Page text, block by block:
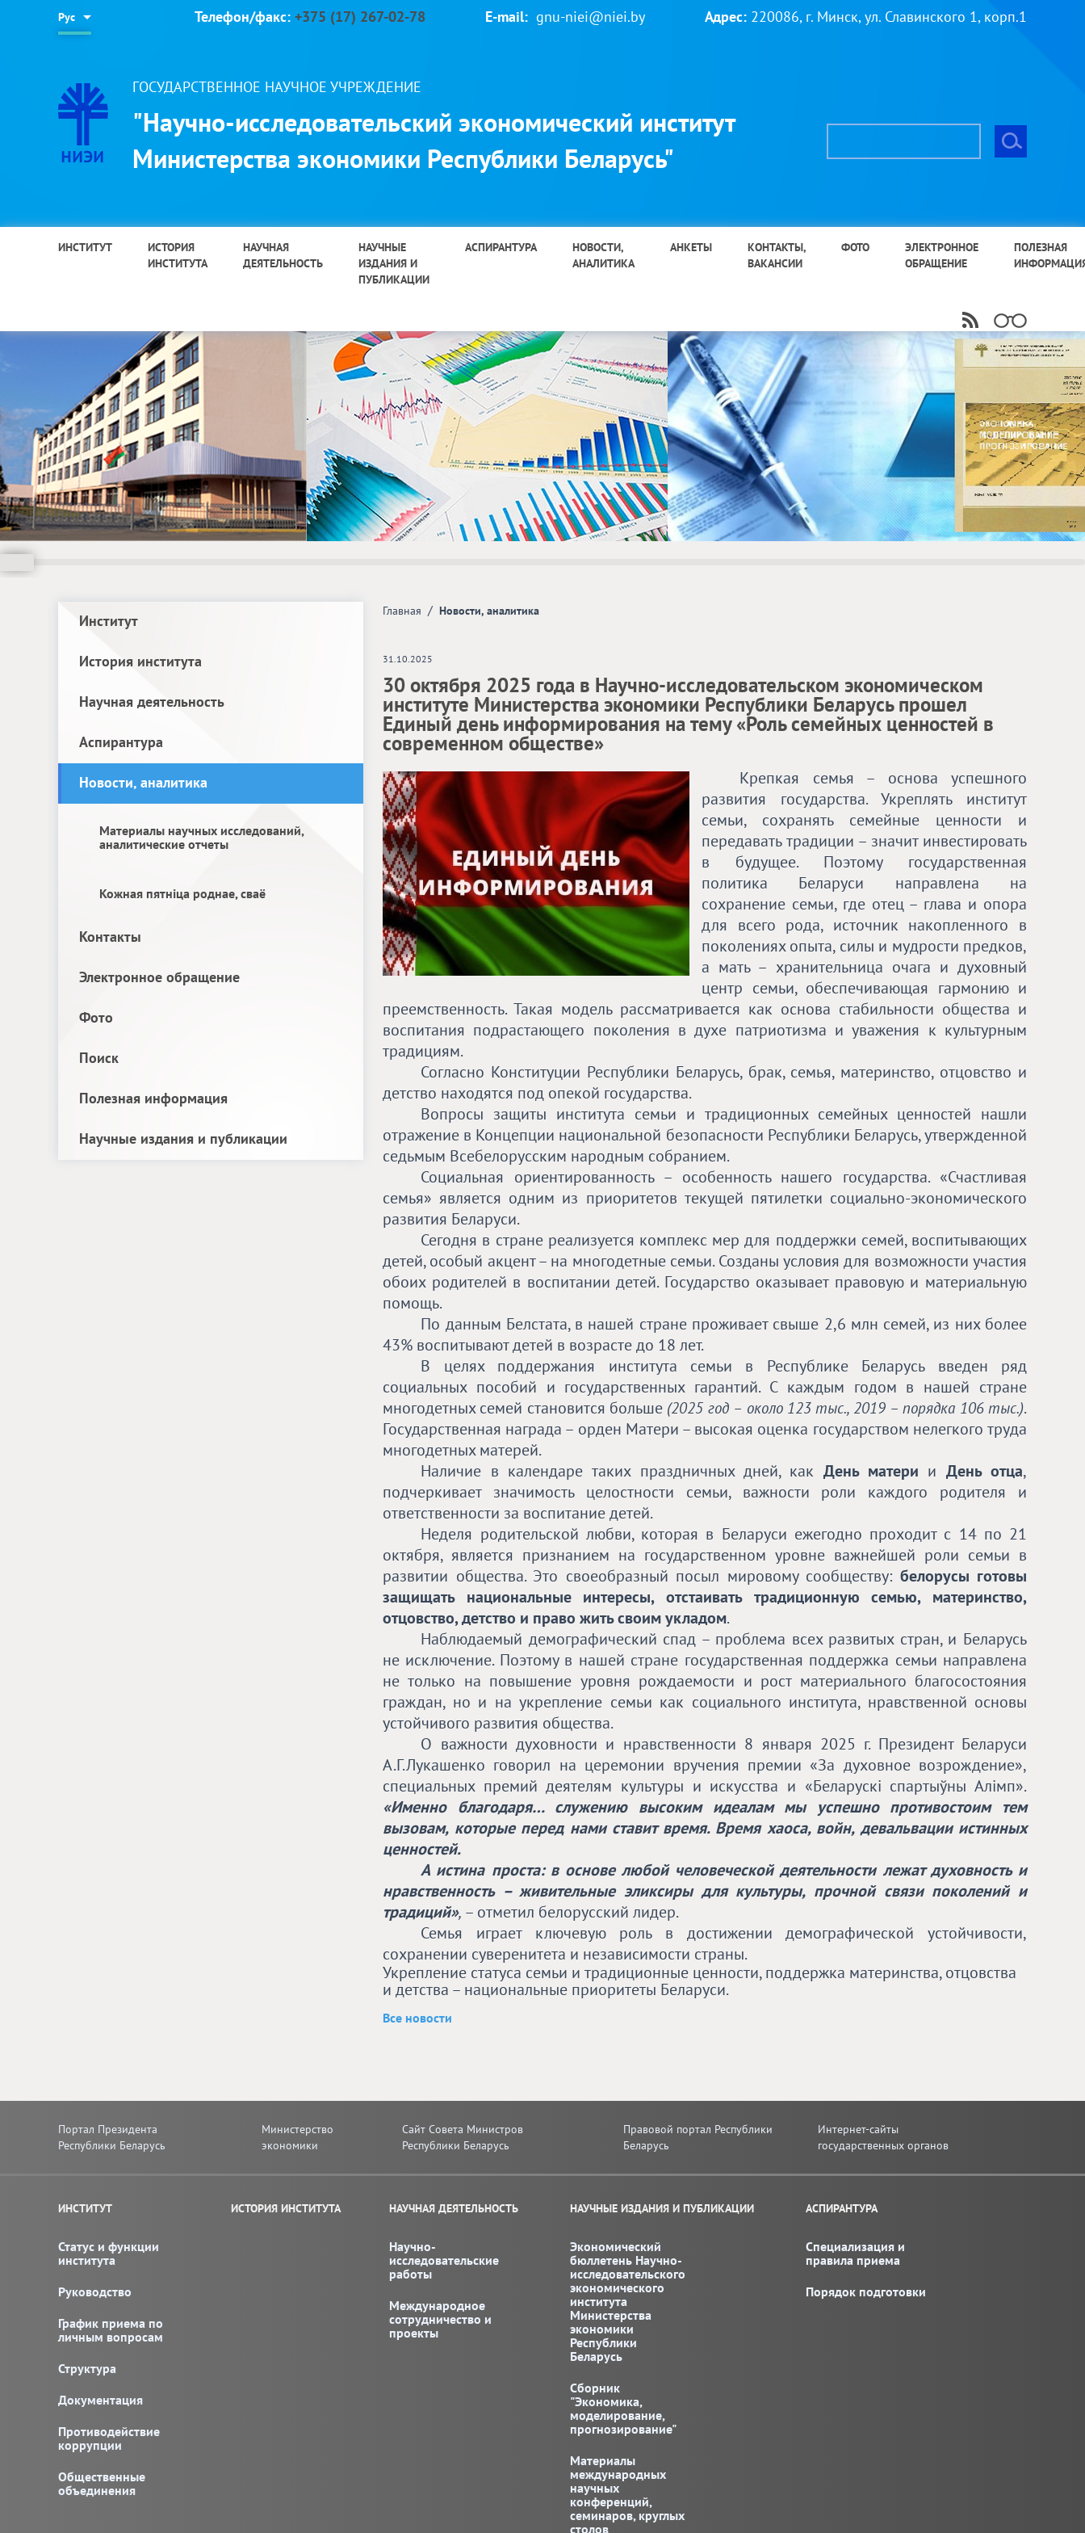
Рус Телефон/факс: +375 (17) 267-02-78 E-mail: gnu-niei@niei.by Адрес: 220086, г. Минск, ул. Славинского 1, корп.1
ГОСУДАРСТВЕННОЕ НАУЧНОЕ УЧРЕЖДЕНИЕ
"Научно-исследовательский экономический институт
Министерства экономики Республики Беларусь"
ИНСТИТУТ
ИСТОРИЯ
ИНСТИТУТА
НАУЧНАЯ
ДЕЯТЕЛЬНОСТЬ
НАУЧНЫЕ
ИЗДАНИЯ И
ПУБЛИКАЦИИ
АСПИРАНТУРА
НОВОСТИ,
АНАЛИТИКА
АНКЕТЫ
КОНТАКТЫ,
ВАКАНСИИ
ФОТО
ЭЛЕКТРОННОЕ
ОБРАЩЕНИЕ
ПОЛЕЗНАЯ
Главная / Новости, аналитика
31.10.2025
30 октября 2025 года в Научно-исследовательском экономическом
институте Министерства экономики Республики Беларусь прошел
Единый день информирования на тему «Роль семейных ценностей в
современном обществе»
Крепкая семья – основа успешного
развития государства. Укреплять институт
семьи, сохранять семейные ценности и
передавать традиции – значит инвестировать
в будущее. Поэтому государственная
политика Беларуси направлена на
сохранение семьи, где отец – глава и опора
для всего рода, источник накопленного в
поколениях опыта, силы и мудрости предков,
а мать – хранительница очага и духовный
центр семьи, обеспечивающая гармонию и
преемственность. Такая модель рассматривается как основа стабильности общества и
воспитания подрастающего поколения в духе патриотизма и уважения к культурным
традициям.
Согласно Конституции Республики Беларусь, брак, семья, материнство, отцовство и
детство находятся под опекой государства.
Вопросы защиты института семьи и традиционных семейных ценностей нашли
отражение в Концепции национальной безопасности Республики Беларусь, утвержденной
седьмым Всебелорусским народным собранием.
Социальная ориентированность – особенность нашего государства. «Счастливая
семья» является одним из приоритетов текущей пятилетки социально-экономического
развития Беларуси.
Сегодня в стране реализуется комплекс мер для поддержки семей, воспитывающих
детей, особый акцент – на многодетные семьи. Созданы условия для возможности участия
обоих родителей в воспитании детей. Государство оказывает правовую и материальную
помощь.
По данным Белстата, в нашей стране проживает свыше 2,6 млн семей, из них более
43% воспитывают детей в возрасте до 18 лет.
В целях поддержания института семьи в Республике Беларусь введен ряд
социальных пособий и государственных гарантий. С каждым годом в нашей стране
многодетных семей становится больше (2025 год – около 123 тыс., 2019 – порядка 106 тыс.).
Государственная награда – орден Матери – высокая оценка государством нелегкого труда
многодетных матерей.
Наличие в календаре таких праздничных дней, как День матери и День отца,
подчеркивает значимость целостности семьи, важности роли каждого родителя и
ответственности за воспитание детей.
Неделя родительской любви, которая в Беларуси ежегодно проходит с 14 по 21
октября, является признанием на государственном уровне важнейшей роли семьи в
развитии общества. Это своеобразный посыл мировому сообществу: белорусы готовы
защищать национальные интересы, отстаивать традиционную семью, материнство,
отцовство, детство и право жить своим укладом.
Наблюдаемый демографический спад – проблема всех развитых стран, и Беларусь
не исключение. Поэтому в нашей стране государственная поддержка семьи направлена
не только на повышение уровня рождаемости и рост материального благосостояния
граждан, но и на укрепление семьи как социального института, нравственной основы
устойчивого развития общества.
О важности духовности и нравственности 8 января 2025 г. Президент Беларуси
А.Г.Лукашенко говорил на церемонии вручения премии «За духовное возрождение»,
специальных премий деятелям культуры и искусства и «Беларускi спартыўны Алiмп».
«Именно благодаря… служению высоким идеалам мы успешно противостоим тем
вызовам, которые перед нами ставит время. Время хаоса, войн, девальвации истинных
ценностей.
А истина проста: в основе любой человеческой деятельности лежат духовность и
нравственность – живительные эликсиры для культуры, прочной связи поколений и
традиций», – отметил белорусский лидер.
Семья играет ключевую роль в достижении демографической устойчивости,
сохранении суверенитета и независимости страны.
Укрепление статуса семьи и традиционные ценности, поддержка материнства, отцовства
и детства – национальные приоритеты Беларуси.
Все новости
Институт
История института
Научная деятельность
Аспирантура
Новости, аналитика
Материалы научных исследований,
аналитические отчеты
Кожная пятніца роднае, сваё
Контакты
Электронное обращение
Фото
Поиск
Полезная информация
Научные издания и публикации
Портал Президента
Республики Беларусь
Министерство
экономики
Сайт Совета Министров
Республики Беларусь
Правовой портал Республики
Беларусь
Интернет-сайты
государственных органов
ИНСТИТУТ
Статус и функции
института
Руководство
График приема по
личным вопросам
Структура
Документация
Противодействие
коррупции
Общественные
объединения
ИСТОРИЯ ИНСТИТУТА НАУЧНАЯ ДЕЯТЕЛЬНОСТЬ
Научно-
исследовательские
работы
Международное
сотрудничество и
проекты
НАУЧНЫЕ ИЗДАНИЯ И ПУБЛИКАЦИИ
Экономический
бюллетень Научно-
исследовательского
экономического
института
Министерства
экономики
Республики
Беларусь
Сборник
"Экономика,
моделирование,
прогнозирование"
Материалы
международных
научных
конференций,
семинаров, круглых
столов
АСПИРАНТУРА
Специализация и
правила приема
Порядок подготовки